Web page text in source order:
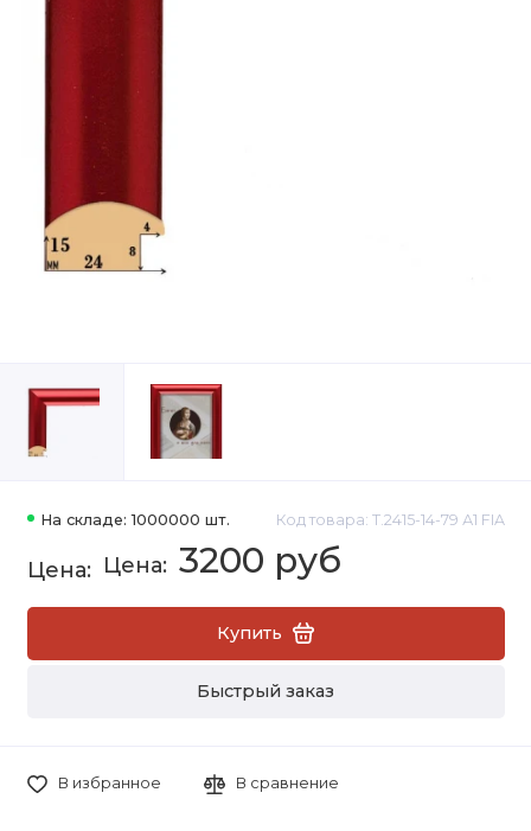
На складе: 1000000 шт. Код товара: Т.2415-14-79 А1 FIA
3200 руб
Купить
Быстрый заказ
В избранное В сравнение